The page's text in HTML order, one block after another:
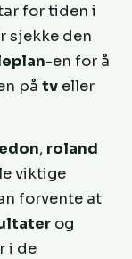
for tiden i
sjekke den
-en for å
på tv eller
, roland
viktige
forvente at
og
i de